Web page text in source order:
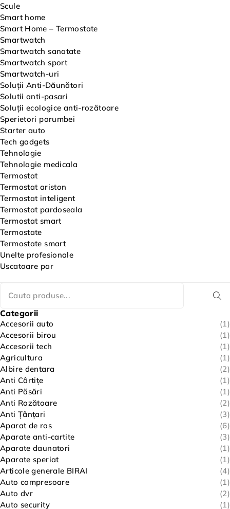
Scule
Smart home
Smart Home – Termostate
Smartwatch
Smartwatch sanatate
Smartwatch sport
Smartwatch-uri
Soluții Anti-Dăunători
Solutii anti-pasari
Soluții ecologice anti-rozătoare
Sperietori porumbei
Starter auto
Tech gadgets
Tehnologie
Tehnologie medicala
Termostat
Termostat ariston
Termostat inteligent
Termostat pardoseala
Termostat smart
Termostate
Termostate smart
Unelte profesionale
Uscatoare par
Categorii
Accesorii auto
(1)
Accesorii birou
(1)
Accesorii tech
(1)
Agricultura
(1)
Albire dentara
(2)
Anti Cârtițe
(1)
Anti Păsări
(1)
Anti Rozătoare
(2)
Anti Țânțari
(3)
Aparat de ras
(6)
Aparate anti-cartite
(3)
Aparate daunatori
(1)
Aparate speriat
(1)
Articole generale BIRAI
(4)
Auto compresoare
(1)
Auto dvr
(2)
Auto security
(1)